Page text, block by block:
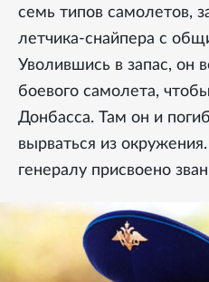
семь типов самолетов,
летчика-снайпера с
Уволившись в запас, он
боевого самолета,
Донбасса. Там он и
вырваться из
генералу присвоено